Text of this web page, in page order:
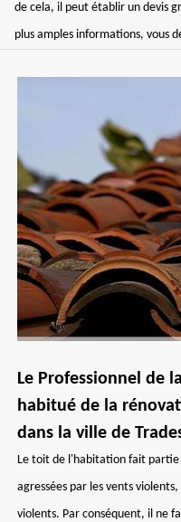
de cela, il peut établir un devis
plus amples informations, vous
Le Professionnel de
habitué de la
dans la ville de
Le toit de l'habitation fait partie
agressées par les vents
violents. Par conséquent, il ne